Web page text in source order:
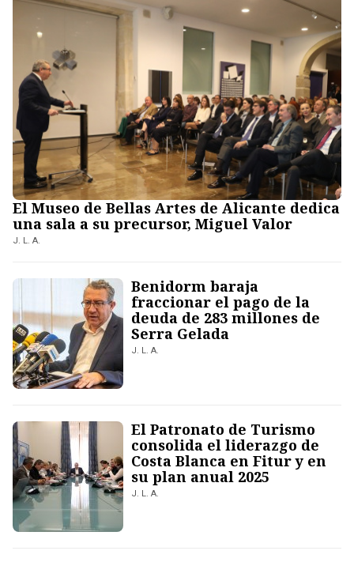
El Museo de Bellas Artes de Alicante dedica
una sala a su precursor, Miguel Valor
J. L. A.
Benidorm baraja
fraccionar el pago de la
deuda de 283 millones de
Serra Gelada
J. L. A.
El Patronato de Turismo
consolida el liderazgo de
Costa Blanca en Fitur y en
su plan anual 2025
J. L. A.